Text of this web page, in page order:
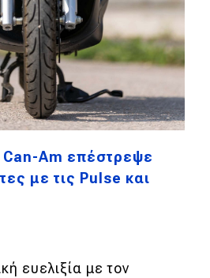
Can-Am επέστρεψε
με τις Pulse και
ευελιξία με τον